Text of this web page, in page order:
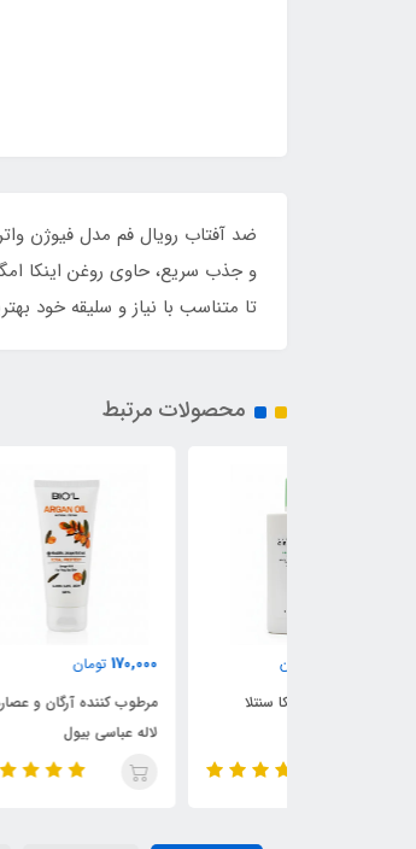
و جذب سریع، حاوی روغن اینکا
تا متناسب با نیاز و سلیقه خود
محصولات مرتبط
مرطوب کننده آرگان و عصاره